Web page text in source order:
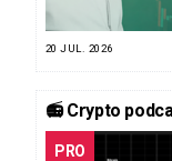
20 JUL. 2026
📻 Crypto
PRO